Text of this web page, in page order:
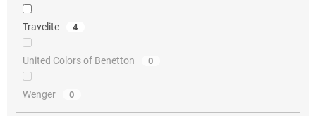
Travelite 4
United Colors of Benetton 0
Wenger 0